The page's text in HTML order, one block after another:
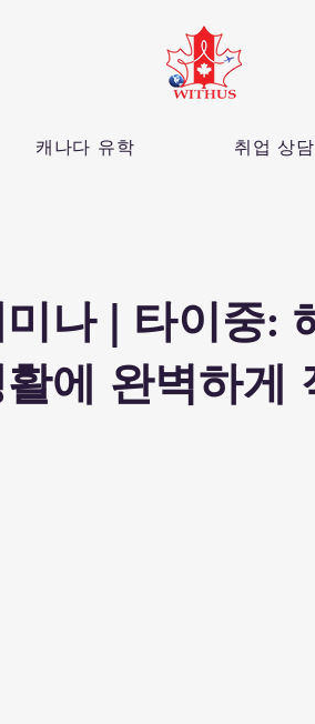
캐나다 유학 취업 상담
나 | 타이중:
에 완벽하게